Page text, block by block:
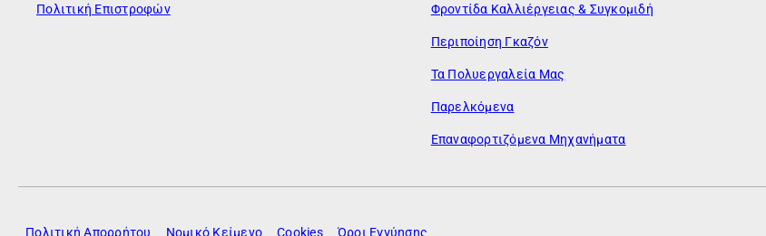
Πολιτική Επιστροφών Φροντίδα Καλλιέργειας & Συγκομιδή
Περιποίηση Γκαζόν
Τα Πολυεργαλεία Μας
Παρελκόμενα
Επαναφορτιζόμενα Μηχανήματα
Πολιτική Απορρήτου Νομικό Κείμενο Cookies Όροι Εγγύησης